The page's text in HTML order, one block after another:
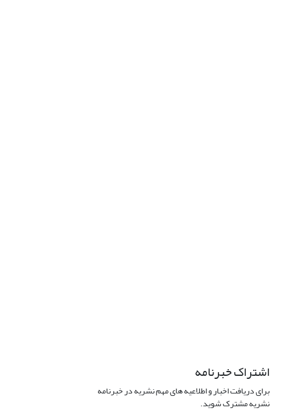
اشتراک خبرنامه
برای دریافت اخبار و اطلاعیه های مهم نشریه در خبرنامه
نشریه مشترک شوید.